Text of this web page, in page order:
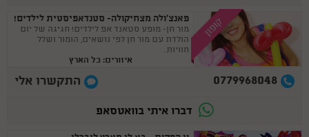
קופון פאנצ'ולה מצחיקולה- סטנדאפיסטית לילדים!
מור חן- מופע סטאנד אפ לילדים! חגיגה של יום
הולדת עם מור חן לפי נושאים, הומור ושלל
חוויות.
איזורים: כל הארץ
0779968048 התקשרו אלי
דברו איתי בוואטסאפ